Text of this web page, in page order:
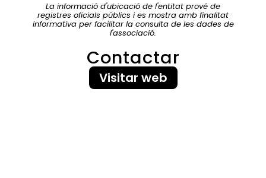
La informació d'ubicació de l'entitat prové de
registres oficials públics i es mostra amb finalitat
informativa per facilitar la consulta de les dades de
l'associació.
Contactar
Visitar web